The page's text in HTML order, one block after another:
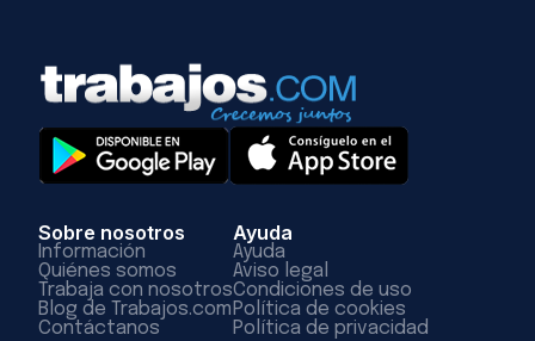
Sobre nosotros
Información
Quiénes somos
Trabaja con nosotros
Blog de Trabajos.com
Contáctanos
Ayuda
Ayuda
Aviso legal
Condiciones de uso
Política de cookies
Política de privacidad